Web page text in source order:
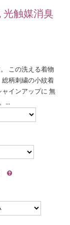
触媒消臭
この洗える着物
柄刺繍の小紋着
インアップに 無
...